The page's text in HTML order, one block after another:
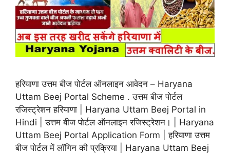
हरियाणा उत्तम बीज पोर्टल ऑनलाइन आवेदन – Haryana
Uttam Beej Portal Scheme . उत्तम बीज पोर्टल
रजिस्ट्रेशन हरियाणा | Haryana Uttam Beej Portal in
Hindi | उत्तम बीज पोर्टल ऑनलाइन रजिस्ट्रेशन। | Haryana
Uttam Beej Portal Application Form | हरियाणा उत्तम
बीज पोर्टल में लॉगिन की प्रक्रिया | Haryana Uttam Beej